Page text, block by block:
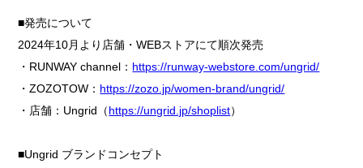
■発売について
2024年10月より店舗・WEBストアにて順次発売
・RUNWAY channel： https://runway-webstore.com/ungrid/
・ZOZOTOW： https://zozo.jp/women-brand/ungrid/
・店舗：Ungrid（https://ungrid.jp/shoplist）
■Ungrid ブランドコンセプト